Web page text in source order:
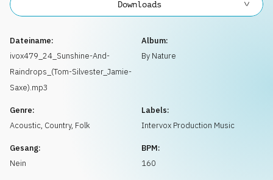
Info
Musikanfrage
Dateiname:
ivox479_24_Sunshine-And-
Raindrops_(Tom-Silvester_Jamie-
Saxe).mp3
Album:
By Nature
Genre:
Acoustic, Country, Folk
Labels:
Intervox Production Music
Gesang:
Nein
BPM:
160
Downloads